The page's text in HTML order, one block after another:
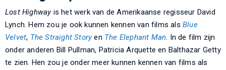
Lost Highwayis het werk van de Amerikaanse regisseur David
Lynch. Hem zou je ook kunnen kennen van films alsBlue
Velvet, The Straight Storyen The Elephant Man. In de film zijn
onder anderen Bill Pullman, Patricia Arquette en Balthazar Getty
te zien. Hen zou je onder meer kunnen kennen van films als